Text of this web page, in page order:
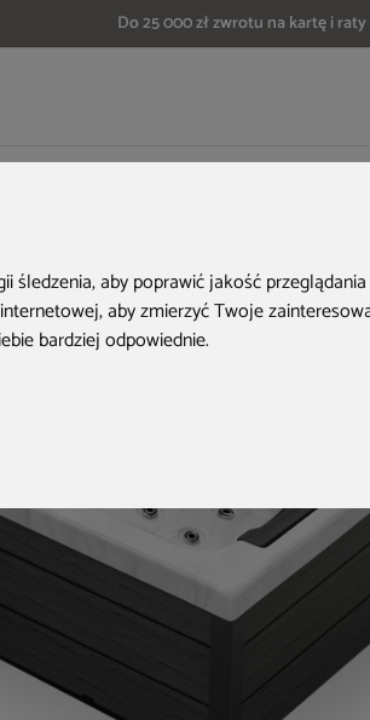
aby poprawić jakość
,aby zmierzyć Twoje
bardziej odpowiednie.
Do 25 000 zł zwrotu na kartę i raty